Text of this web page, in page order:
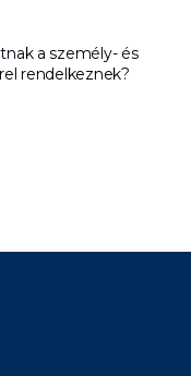
a személy- és
rendelkeznek?